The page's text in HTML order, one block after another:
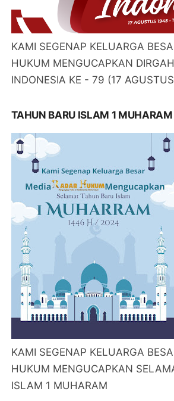
KAMI SEGENAP KELUARGA
HUKUM MENGUCAPKAN
INDONESIA KE - 79 (17
TAHUN BARU ISLAM 1 MUHARAM
KAMI SEGENAP KELUARGA
HUKUM MENGUCAPKAN
ISLAM 1 MUHARAM